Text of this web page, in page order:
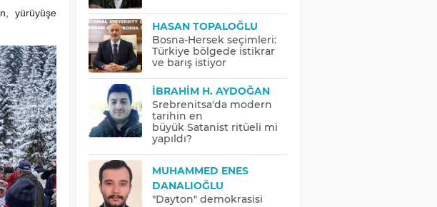
yürüyüşe
HASAN TOPALOĞLU
Bosna-Hersek seçimleri:
Türkiye bölgede istikrar
ve barış istiyor
İBRAHIM H. AYDOĞAN
Srebrenitsa'da modern
tarihin en
büyük Satanist ritüeli mi
yapıldı?
MUHAMMED ENES
DANALIOĞLU
"Dayton" demokrasisi